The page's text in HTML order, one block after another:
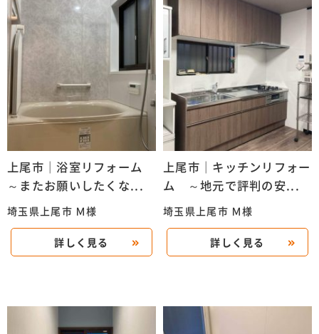
上尾市｜浴室リフォーム
～またお願いしたくな...
埼玉県上尾市 Ｍ様
詳しく見る
上尾市｜キッチンリフォー
ム ～地元で評判の安...
埼玉県上尾市 Ｍ様
詳しく見る